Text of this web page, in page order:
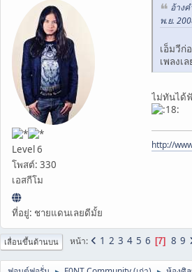
Level 6
โพสต์: 330
เอสกีโม
ที่อยู่: ชายแดนเลยดีมั้ย
อ้าง
พ.ย.
เอ็มวีก่
เพลงเ
ไม่ทันได้
http://
เลื่อนขึ้นด้านบน หน้า 1 2 3 4 5 6 7 8 9